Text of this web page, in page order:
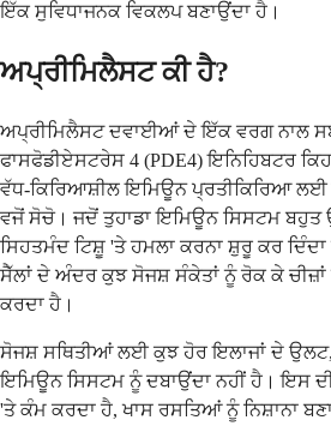
ਇੱਕ ਸੁਵਿਧਾਜਨਕ ਵਿਕਲਪ ਬਣਾਉਂਦਾ ਹੈ।
ਅਪ੍ਰੀਮਿਲੈਸਟ ਕੀ ਹੈ?
ਅਪ੍ਰੀਮਿਲੈਸਟ ਦਵਾਈਆਂ ਦੇ ਇੱਕ ਵਰਗ ਨਾਲ
ਫਾਸਫੋਡੀਏਸਟਰੇਸ 4 (PDE4) ਇਨਿਹਿਬਟਰ
ਵੱਧ-ਕਿਰਿਆਸ਼ੀਲ ਇਮਿਊਨ ਪ੍ਰਤੀਕਿਰਿਆ
ਵਜੋਂ ਸੋਚੋ। ਜਦੋਂ ਤੁਹਾਡਾ ਇਮਿਊਨ ਸਿਸਟਮ ਬਹੁਤ
ਸਿਹਤਮੰਦ ਟਿਸ਼ੂ 'ਤੇ ਹਮਲਾ ਕਰਨਾ ਸ਼ੁਰੂ ਕਰ
ਸੈੱਲਾਂ ਦੇ ਅੰਦਰ ਕੁਝ ਸੋਜਸ਼ ਸੰਕੇਤਾਂ ਨੂੰ ਰੋਕ ਕੇ
ਕਰਦਾ ਹੈ।
ਸੋਜਸ਼ ਸਥਿਤੀਆਂ ਲਈ ਕੁਝ ਹੋਰ ਇਲਾਜਾਂ ਦੇ
ਇਮਿਊਨ ਸਿਸਟਮ ਨੂੰ ਦਬਾਉਂਦਾ ਨਹੀਂ ਹੈ। ਇਸ
'ਤੇ ਕੰਮ ਕਰਦਾ ਹੈ, ਖਾਸ ਰਸਤਿਆਂ ਨੂੰ ਨਿਸ਼ਾਨਾ